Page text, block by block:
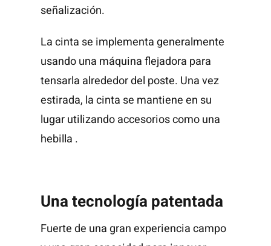
señalización.
La cinta se implementa generalmente
usando una máquina flejadora para
tensarla alrededor del poste. Una vez
estirada, la cinta se mantiene en su
lugar utilizando accesorios como una
hebilla .
Una tecnología patentada
Fuerte de una gran experiencia campo